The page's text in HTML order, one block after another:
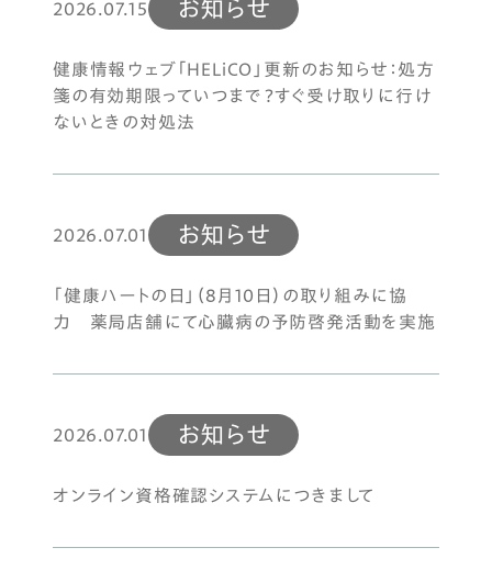
2026.07.15 お知らせ
健康情報ウェブ「HELiCO」更新のお知らせ：処方
箋の有効期限っていつまで？すぐ受け取りに行け
ないときの対処法
2026.07.01 お知らせ
「健康ハートの日」（8月10日）の取り組みに協
力 薬局店舗にて心臓病の予防啓発活動を実施
2026.07.01 お知らせ
オンライン資格確認システムにつきまして